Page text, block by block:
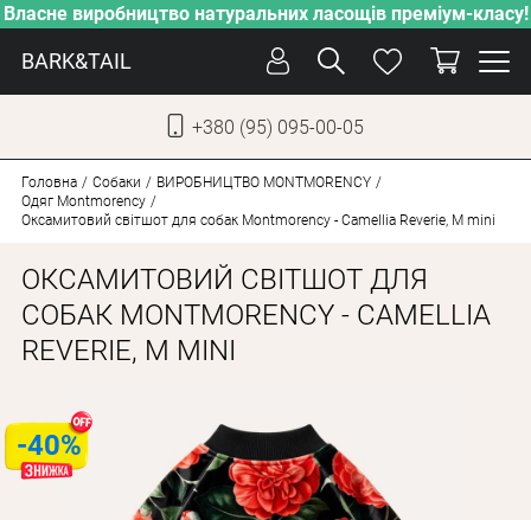
Власне виробництво натуральних ласощів преміум-класу!
BARK&TAIL
+380 (95) 095-00-05
ПІКЛУВАННЯ
ВІД СПЕКИ
ВЛАСНЕ ВИРОБНИЦТВО
ДЛЯ КОТІВ
Головна Собаки
ВИРОБНИЦТВО MONTMORENCY
Одяг Montmorency
Оксамитовий світшот для собак Montmorency - Camellia Reverie, M mini
ОКСАМИТОВИЙ СВІТШОТ ДЛЯ
СОБАК MONTMORENCY - CAMELLIA
REVERIE, M MINI
-40%